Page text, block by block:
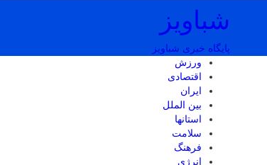
شباویز
پایگاه خبری شباویز
ورزش
اقتصادی
ایران
بین الملل
استانها
سلامت
فرهنگ
انرژی